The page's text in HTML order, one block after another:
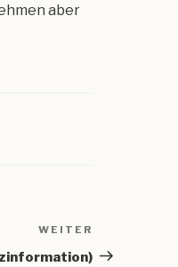
aber
Beitrag
WEITER